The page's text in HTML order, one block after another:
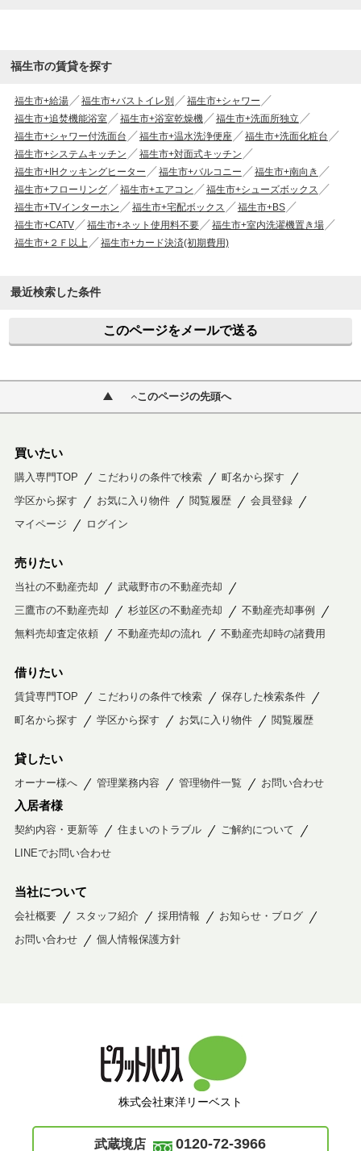
福生市の賃貸を探す
福生市+給湯 福生市+バストイレ別
福生市+シャワー
福生市+追焚機能浴室
福生市+浴室乾燥機
福生市+洗面所独立
福生市+シャワー付洗面台
福生市+温水洗浄便座
福生市+洗面化粧台
福生市+システムキッチン
福生市+対面式キッチン
福生市+IHクッキングヒーター
福生市+バルコニー
福生市+南向き
福生市+フローリング
福生市+エアコン
福生市+シューズボックス
福生市+TVインターホン
福生市+宅配ボックス
福生市+BS
福生市+CATV
福生市+ネット使用料不要
福生市+室内洗濯機置き場
福生市+２Ｆ以上
福生市+カード決済(初期費用)
最近検索した条件
このページをメールで送る
このページの先頭へ
買いたい
購入専門TOP こだわりの条件で検索
町名から探す
学区から探す
お気に入り物件 閲覧履歴
会員登録
マイページ
ログイン
売りたい
当社の不動産売却
武蔵野市の不動産売却
三鷹市の不動産売却
杉並区の不動産売却
不動産売却事例
無料売却査定依頼
不動産売却の流れ 不動産売却時の諸費用
借りたい
賃貸専門TOP こだわりの条件で検索
保存した検索条件
町名から探す
学区から探す お気に入り物件 閲覧履歴
貸したい
オーナー様へ 管理業務内容 管理物件一覧 お問い合わせ
入居者様
契約内容・更新等 住まいのトラブル
ご解約について
LINEでお問い合わせ
当社について
会社概要 スタッフ紹介 採用情報
お知らせ・ブログ
お問い合わせ
個人情報保護方針
株式会社東洋リーベスト
武蔵境店 0120-72-3966